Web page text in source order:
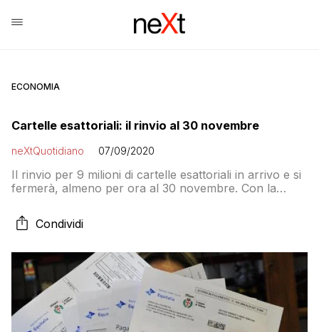
ECONOMIA
Cartelle esattoriali: il rinvio al 30 novembre
neXtQuotidiano 07/09/2020
Il rinvio per 9 milioni di cartelle esattoriali in arrivo e si
fermerà, almeno per ora al 30 novembre. Con la
rottamazione per le cartelle 2019 e 2020
Condividi